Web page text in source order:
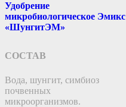
Удобрение
микробиологическое Эмикс
«ШунгитЭМ»
СОСТАВ
Вода, шунгит, симбиоз
почвенных
микроорганизмов.